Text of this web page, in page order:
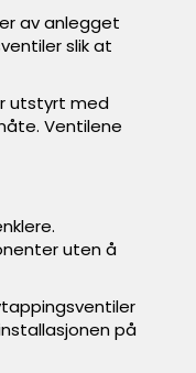
av anlegget
slik at
utstyrt med
Ventilene
uten å
på